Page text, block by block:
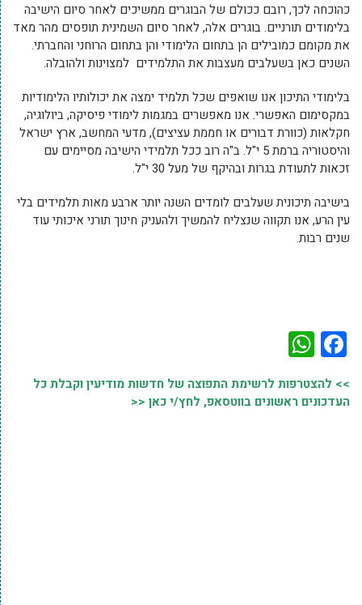
כהוכחה לכך, רובם ככולם של הבוגרים ממשיכים לאחר סיום הישיבה
בלימודים תורניים. בוגרים אלה, לאחר סיום השמינית תופסים מהר מאד
את מקומם כמובילים הן בתחום הלימודי והן בתחום הרוחני והחברתי.
השנים כאן בשעלבים מעצבות את התלמידים למצוינות ולהובלה.
בלימודי התיכון אנו שואפים שכל תלמיד ימצה את יכולותיו הלימודיות
במקסימום האפשרי. אנו מאפשרים במגמות לימודי פיסיקה, ביולוגיה,
חקלאות (כוורת דבורים או חממת עציצים), מדעי המחשב, ארץ ישראל
והיסטוריה ברמת 5 י"ל. ב"ה רוב ככל תלמידי הישיבה מסיימים עם
זכאות לתעודת בגרות ובהיקף של מעל 30 י"ל.
בישיבה תיכונית שעלבים לומדים השנה יותר ארבע מאות תלמידים בלי
עין הרע, אנו תקווה שנצליח להמשיך ולהעניק חינוך תורני איכותי עוד
שנים רבות.
Facebook
>> להצטרפות לרשימת התפוצה של חדשות מודיעין וקבלת כל
העדכונים ראשונים בווטסאפ, לחץ/י כאן <<